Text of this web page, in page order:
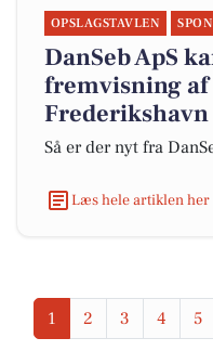
OPSLAGSTAVLEN
DanSeb ApS
fremvisning af
Frederikshavn
Så er der nyt fra
Læs hele artiklen her
1 2 3 4 5